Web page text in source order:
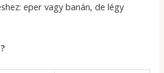
eper vagy banán, de légy